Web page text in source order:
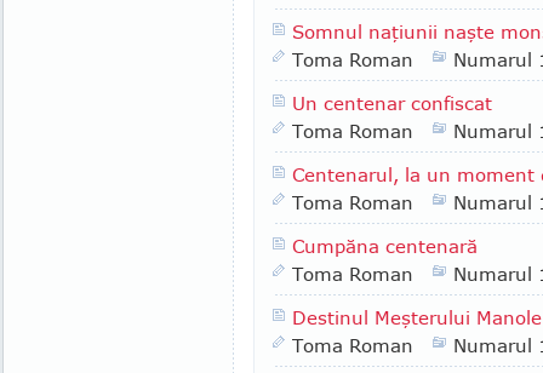
Somnul naţiunii naşte
Toma Roman
Numarul
Un centenar confiscat
Toma Roman
Numarul
Centenarul, la un moment
Toma Roman
Numarul
Cumpăna centenară
Toma Roman
Numarul
Destinul Meşterului Manole
Toma Roman
Numarul